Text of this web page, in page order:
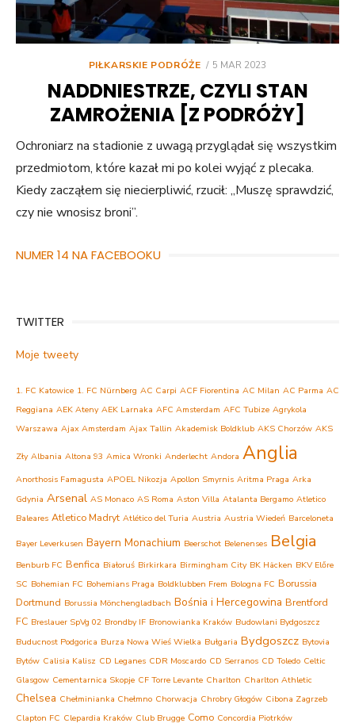
PIŁKARSKIE PODRÓŻE
POSTED
5 MAR 2023
NADDNIESTRZE, CZYLI STAN
ZAMROŻENIA [Z PODRÓŻY]
Ochroniarz na stadionie z uwagą przyglądał się wszystkim
przedmiotom, które kazał mi po kolei wyjąć z plecaka.
Kiedy zacząłem się niecierpliwić, rzucił: „Muszę sprawdzić,
czy nie wnosisz broni”.
NUMER 14 NA FACEBOOKU
TWITTER
Moje tweety
1. FC Katowice 1. FC Nürnberg AC Carpi ACF Fiorentina AC Milan AC Parma AC
Reggiana AEK Ateny AEK Larnaka AFC Amsterdam AFC Tubize Agrykola
Warszawa Ajax Amsterdam Ajax Tallin Akademisk Boldklub AKS Chorzów AKS
Zły Albania Altona 93 Amica Wronki Anderlecht Andora Anglia
Anorthosis Famagusta APOEL Nikozja Apollon Smyrnis Aritma Praga Arka
Gdynia Arsenal AS Monaco AS Roma Aston Villa Atalanta Bergamo Atletico
Baleares Atletico Madryt Atlético del Turia Austria Austria Wiedeń Barceloneta
Bayer Leverkusen Bayern Monachium Beerschot Belenenses Belgia
Benburb FC Benfica Białoruś Birkirkara Birmingham City BK Häcken BKV Előre
SC Bohemian FC Bohemians Praga Boldklubben Frem Bologna FC Borussia
Dortmund Borussia Mönchengladbach Bośnia i Hercegowina Brentford
FC Breslauer SpVg 02 Brondby IF Bronowianka Kraków Budowlani Bydgoszcz
Buducnost Podgorica Burza Nowa Wieś Wielka Bułgaria Bydgoszcz Bytovia
Bytów Calisia Kalisz CD Leganes CDR Moscardo CD Serranos CD Toledo Celtic
Glasgow Cementarnica Skopje CF Torre Levante Charlton Charlton Athletic
Chelsea Chełminianka Chełmno Chorwacja Chrobry Głogów Cibona Zagrzeb
Clapton FC Clepardia Kraków Club Brugge Como Concordia Piotrków